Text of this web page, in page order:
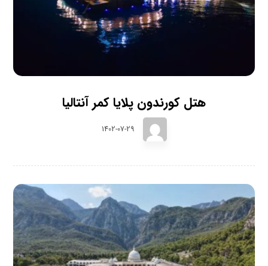
هتل کورندون پلایا کمر آنتالیا
1402-07-29